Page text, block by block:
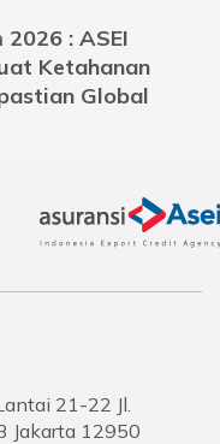
: ASEI
Ketahanan
Global
21-22 Jl.
Jakarta 12950